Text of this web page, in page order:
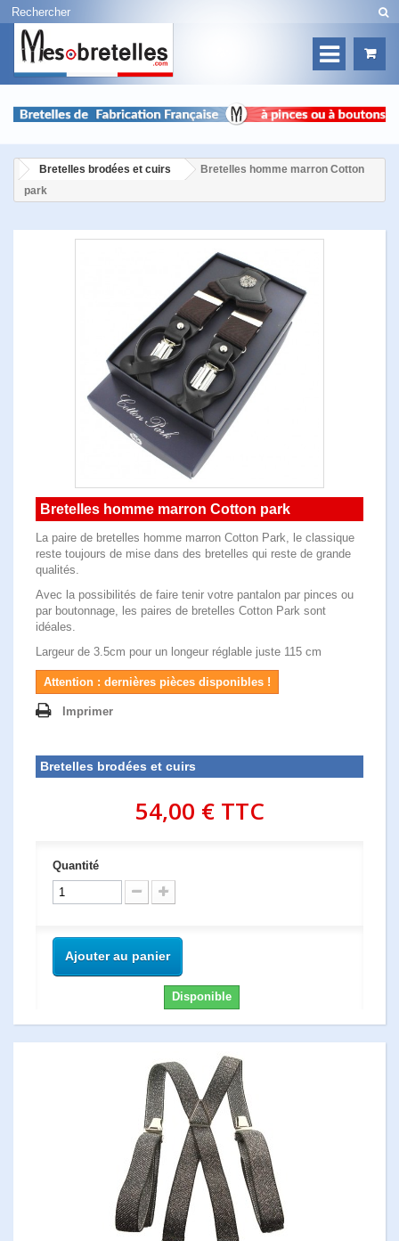
Bretelles brodées et cuirs
Bretelles homme marron Cotton
park
Bretelles homme marron Cotton park
La paire de bretelles homme marron Cotton Park, le classique
reste toujours de mise dans des bretelles qui reste de grande
qualités.
Avec la possibilités de faire tenir votre pantalon par pinces ou
par boutonnage, les paires de bretelles Cotton Park sont
idéales.
Largeur de 3.5cm pour un longeur réglable juste 115 cm
Attention : dernières pièces disponibles !
Imprimer
Bretelles brodées et cuirs
54,00 €TTC
Quantité
Ajouter au panier
Disponible